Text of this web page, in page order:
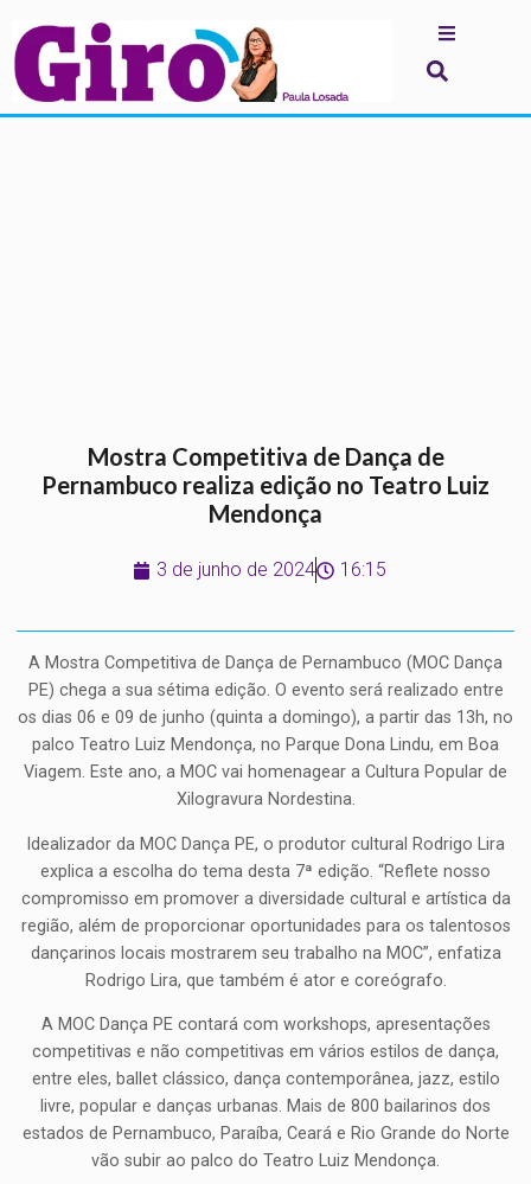
Mostra Competitiva de Dança de
Pernambuco realiza edição no Teatro Luiz
Mendonça
3 de junho de 2024 16:15
A Mostra Competitiva de Dança de Pernambuco (MOC Dança
PE) chega a sua sétima edição. O evento será realizado entre
os dias 06 e 09 de junho (quinta a domingo), a partir das 13h, no
palco Teatro Luiz Mendonça, no Parque Dona Lindu, em Boa
Viagem. Este ano, a MOC vai homenagear a Cultura Popular de
Xilogravura Nordestina.
Idealizador da MOC Dança PE, o produtor cultural Rodrigo Lira
explica a escolha do tema desta 7ª edição. “Reflete nosso
compromisso em promover a diversidade cultural e artística da
região, além de proporcionar oportunidades para os talentosos
dançarinos locais mostrarem seu trabalho na MOC”, enfatiza
Rodrigo Lira, que também é ator e coreógrafo.
A MOC Dança PE contará com workshops, apresentações
competitivas e não competitivas em vários estilos de dança,
entre eles, ballet clássico, dança contemporânea, jazz, estilo
livre, popular e danças urbanas. Mais de 800 bailarinos dos
estados de Pernambuco, Paraíba, Ceará e Rio Grande do Norte
vão subir ao palco do Teatro Luiz Mendonça.